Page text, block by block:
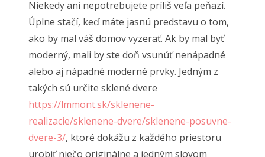
Niekedy ani nepotrebujete príliš veľa peňazí.
Úplne stačí, keď máte jasnú predstavu o tom,
ako by mal váš domov vyzerať. Ak by mal byť
moderný, mali by ste doň vsunúť nenápadné
alebo aj nápadné moderné prvky. Jedným z
takých sú určite sklené dvere
https://lmmont.sk/sklenene-
realizacie/sklenene-dvere/sklenene-posuvne-
dvere-3/, ktoré dokážu z každého priestoru
urobiť niečo originálne a jedným slovom